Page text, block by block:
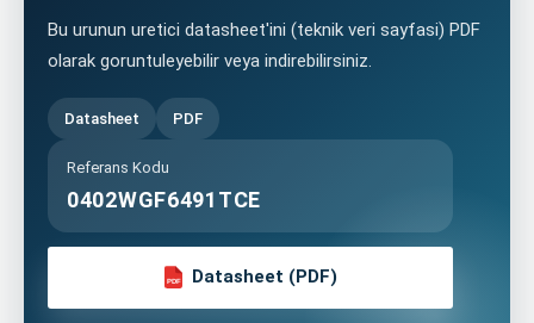
Bu urunun uretici datasheet'ini (teknik veri sayfasi) PDF
olarak goruntuleyebilir veya indirebilirsiniz.
Datasheet PDF
Referans Kodu
0402WGF6491TCE
PDF Datasheet (PDF)